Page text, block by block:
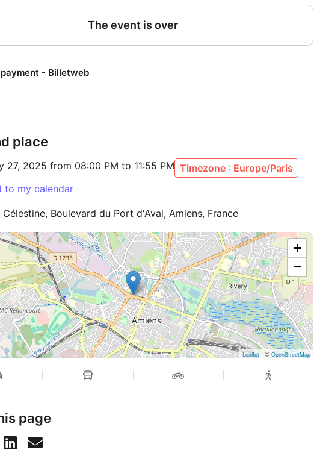
place
27, 2025 from 08:00 PM to 11:55 PM Timezone : Europe/Paris
to my calendar
Célestine, Boulevard du Port d'Aval, Amiens, France
+
−
Leaflet| ©OpenStreetMap
page